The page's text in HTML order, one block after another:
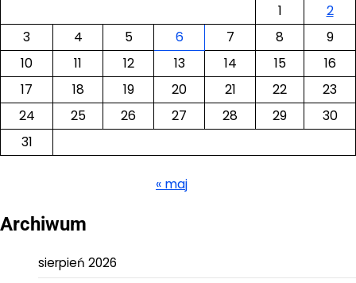
1
2
3
4 5 6 7 8
9
10
11 12 13 14 15
16
17
18 19 20 21 22
23
24
25 26 27 28 29
30
31
« maj
Archiwum
sierpień 2026